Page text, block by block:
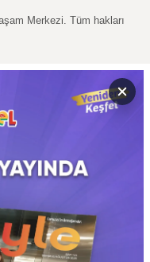
Merkezi. Tüm hakları